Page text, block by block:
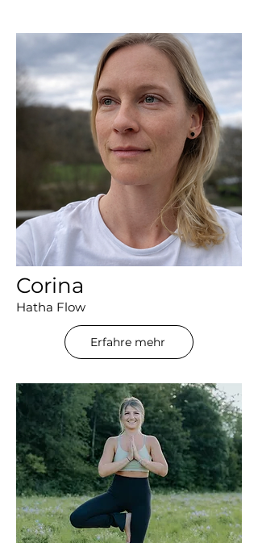
Corina
Hatha Flow
Erfahre mehr